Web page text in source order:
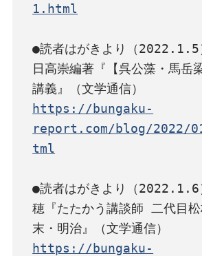
1.html
●読者はがきより（
日高崇編著『【呉公藻・馬岳
https://bungaku-
report.com/blog/2022/
tml
●読者はがきより（
穂『たたかう講談師 二代目
https://bungaku-